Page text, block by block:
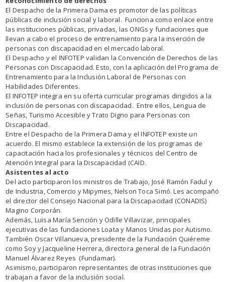
El Despacho de la Primera Dama es promotor de las políticas
públicas de inclusión social y laboral. Funciona como enlace entre
las instituciones públicas, privadas, las ONGs y fundaciones que
llevan a cabo el proceso de entrenamiento para la inserción de
personas con discapacidad en el mercado laboral.
El Despacho y el INFOTEP validan la Convención de Derechos de las
Personas con Discapacidad. Esto, con la aplicación del Programa de
Entrenamiento para la Inclusión Laboral de Personas con
Habilidades Diferentes.
El INFOTEP integra en su oferta curricular programas dirigidos a la
inclusión de personas con discapacidad. Entre ellos, Lengua de
Señas, Turismo Accesible y Trato Digno para Personas con
Discapacidad.
Entre el Despacho de la Primera Dama y el INFOTEP existe un
acuerdo. El mismo establece la extensión de los programas de
capacitación hacia los profesionales y técnicos del Centro de
Atención Integral para la Discapacidad (CAID.
Asistentes al acto
Del acto participaron los ministros de Trabajo, José Ramón Fadul y
de Industria, Comercio y Mipymes, Nelson Toca Simó. Les acompañó
el director del Consejo Nacional para la Discapacidad (CONADIS)
Magino Corporán.
Además, Luisa María Sención y Odille Villavizar, principales
ejecutivas de las fundaciones Loata y Manos Unidas por Autismo.
También Oscar Villanueva, presidente de la Fundación Quiéreme
como Soy y Jacqueline Herrera, directora general de la Fundación
Manuel Álvarez Reyes (Fundamar).
Asimismo, participaron representantes de otras instituciones que
trabajan a favor de la inclusión social.